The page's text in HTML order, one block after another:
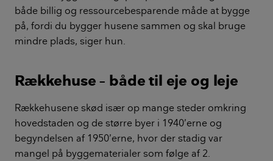
både billig og ressourcebesparende måde at bygge
på, fordi du bygger husene sammen og skal bruge
mindre plads, siger hun.
Rækkehuse – både til eje og leje
Rækkehusene skød især op mange steder omkring
hovedstaden og de større byer i 1940’erne og
begyndelsen af 1950’erne, hvor der stadig var
mangel på byggematerialer som følge af 2.